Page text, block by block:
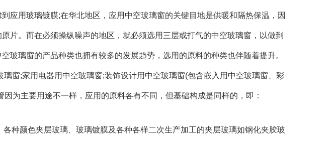
应用玻璃镀膜;在华北地区，应用中空玻璃窗的关键目地是供暖和隔热保温，因
片。而在必须操纵噪声的地区，就必须选用三层或打气的中空玻璃窗，以做到
玻璃窗的产品种类也拥有较多的发展趋势，选用的原料的种类也伴随着提升。
窗;家用电器用中空玻璃窗;装饰设计用中空玻璃窗(包含嵌入用中空玻璃窗、彩
为主要用途不一样，应用的原料各有不同，但基础构成是同样的，即：
种颜色夹层玻璃、玻璃镀膜及各种各样二次生产加工的夹层玻璃如钢化夹胶玻